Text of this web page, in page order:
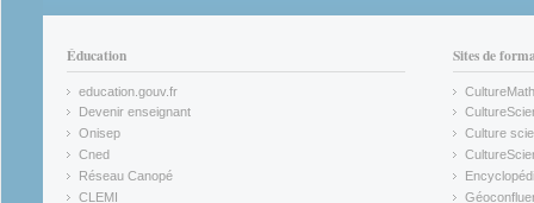
Éducation
education.gouv.fr
(link is external)
Devenir enseignant
(link is external)
Onisep
(link is external)
Cned
(link is external)
Réseau Canopé
(link is external)
CLEMI
Sites de
CultureMath
(link is
(link is
Culture
(link is
(link is